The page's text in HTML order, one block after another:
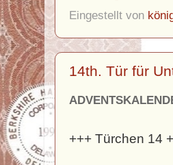
Eingestellt von
14th. Tür für
+++ Türchen 14